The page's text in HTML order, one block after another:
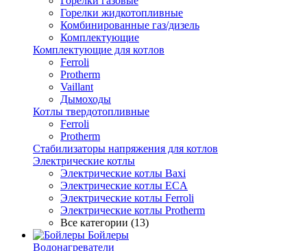
Горелки жидкотопливные
Комбинированные газ/дизель
Комплектующие
Комплектующие для котлов
Ferroli
Protherm
Vaillant
Дымоходы
Котлы твердотопливные
Ferroli
Protherm
Стабилизаторы напряжения для котлов
Электрические котлы
Электрические котлы Baxi
Электрические котлы ECA
Электрические котлы Ferroli
Электрические котлы Protherm
Все категории (13)
Бойлеры
Водонагреватели